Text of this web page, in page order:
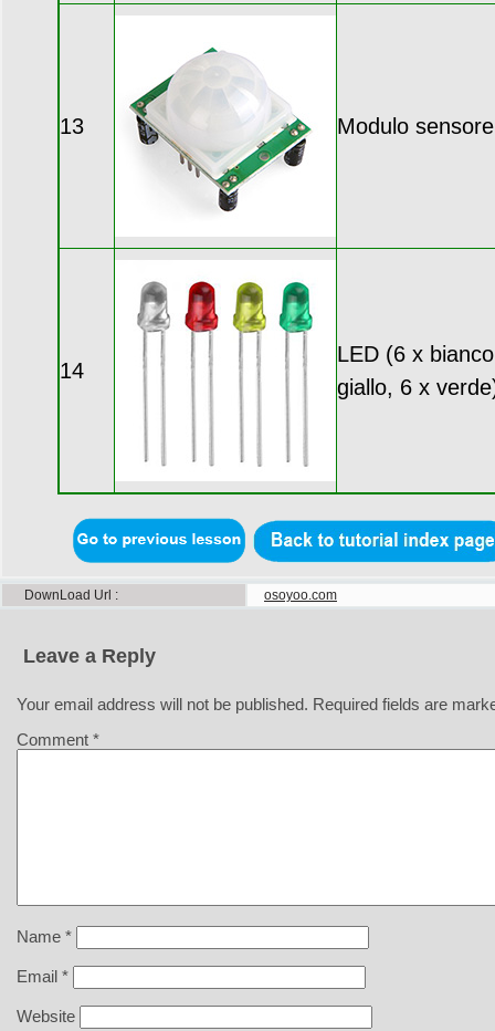
13 Modulo
14
LED (6 x
giallo, 6 x
DownLoad Url osoyoo.com
Leave a Reply
Your email address will not be published. Required fields are
Comment *
Name *
Email *
Website